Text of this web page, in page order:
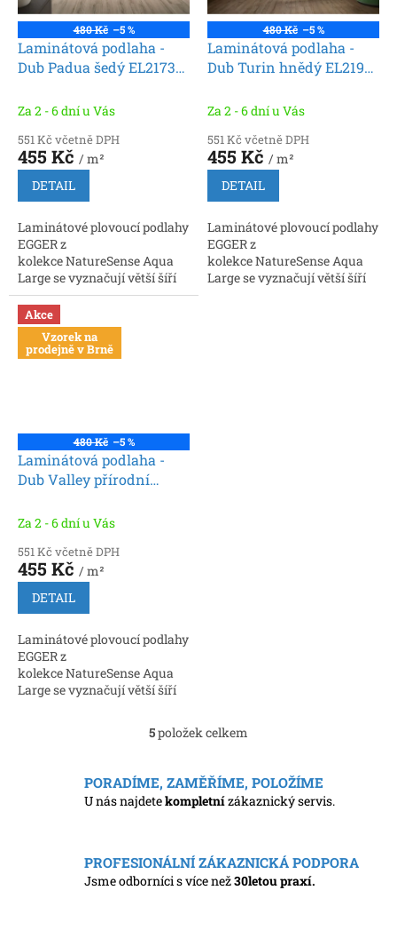
480 Kč –5 %
Laminátová podlaha -
Dub Padua šedý EL2173
Za 2 - 6 dní u Vás
551 Kč včetně DPH
455 Kč / m²
DETAIL
Laminátové plovoucí podlahy
EGGER z
kolekce NatureSense Aqua
Large se vyznačují větší šíří
lamel oproti formátům
řady Classic. Lamely jsou
opatřeny patentovaným...
480 Kč –5 %
Laminátová podlaha -
Dub Turin hnědý EL2192
Za 2 - 6 dní u Vás
551 Kč včetně DPH
455 Kč / m²
DETAIL
Laminátové plovoucí podlahy
EGGER z
kolekce NatureSense Aqua
Large se vyznačují větší šíří
Akce
Vzorek na
prodejně v Brně
480 Kč –5 %
Laminátová podlaha -
Dub Valley přírodní
Za 2 - 6 dní u Vás
551 Kč včetně DPH
455 Kč / m²
DETAIL
Laminátové plovoucí podlahy
EGGER z
kolekce NatureSense Aqua
Large se vyznačují větší šíří
opatřeny patentovaným...
O
l
á
d
í
p
r
5položek celkem
PORADÍME, ZAMĚŘÍME, POLOŽÍME
U nás najdetekompletnízákaznický servis.
PROFESIONÁLNÍ ZÁKAZNICKÁ PODPORA
Jsme odborníci s více než30letou praxí.